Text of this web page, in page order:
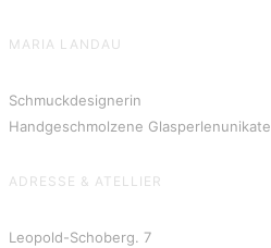
MARIA LANDAU
Schmuckdesignerin
Handgeschmolzene Glasperlenunikate
ADRESSE & ATELLIER
Leopold-Schoberg. 7